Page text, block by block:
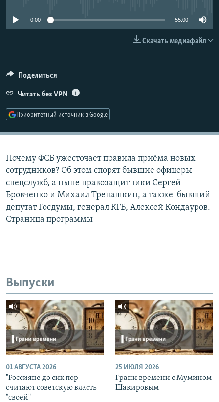
Все сайты РСЕ/РС
0:00 55:00
Скачать медиафайл
Поделиться
Читать без VPN
Приоритетный источник в Google
Почему ФСБ ужесточает правила приёма новых
сотрудников? Об этом спорят бывшие офицеры
спецслужб, а ныне правозащитники Сергей
Бровченко и Михаил Трепашкин, а также бывший
депутат Госдумы, генерал КГБ, Алексей Кондауров.
Страница программы
Выпуски
01 АВГУСТА 2026
"Россияне до сих пор
считают советскую власть
"своей"
25 ИЮЛЯ 2026
Грани времени с Мумином
Шакировым